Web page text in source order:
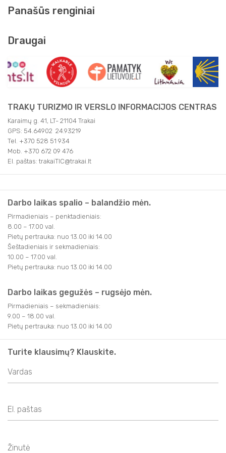
Panašūs renginiai
Draugai
TRAKŲ TURIZMO IR VERSLO INFORMACIJOS CENTRAS
Karaimų g. 41, LT- 21104 Trakai
GPS: 54.64902 24.93219
Tel. +370 528 51 934
Mob. +370 672 09 476
El. paštas: trakaiTIC@trakai.lt
Darbo laikas spalio – balandžio mėn.
Pirmadieniais – penktadieniais:
8.00 – 17.00 val.
Pietų pertrauka: nuo 13.00 iki 14.00
Šeštadieniais ir sekmadieniais:
10.00 – 17.00 val.
Pietų pertrauka: nuo 13.00 iki 14.00
Darbo laikas gegužės – rugsėjo mėn.
Pirmadieniais – sekmadieniais:
9.00 – 18.00 val.
Pietų pertrauka: nuo 13.00 iki 14.00
Turite klausimų? Klauskite.